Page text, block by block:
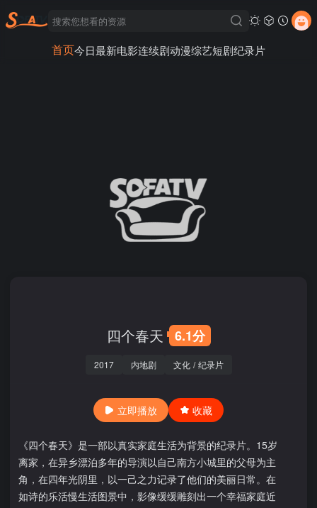
首页今日最新电影连续剧动漫综艺短剧纪录片
四个春天 6.1分
2017 内地剧 文化 / 纪录片
立即播放 收藏
《四个春天》是一部以真实家庭生活为背景的纪录片。15岁
离家，在异乡漂泊多年的导演以自己南方小城里的父母为主
角，在四年光阴里，以一己之力记录了他们的美丽日常。在
如诗的乐活慢生活图景中，影像缓缓雕刻出一个幸福家庭近